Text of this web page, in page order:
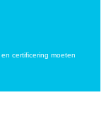
certificering moeten